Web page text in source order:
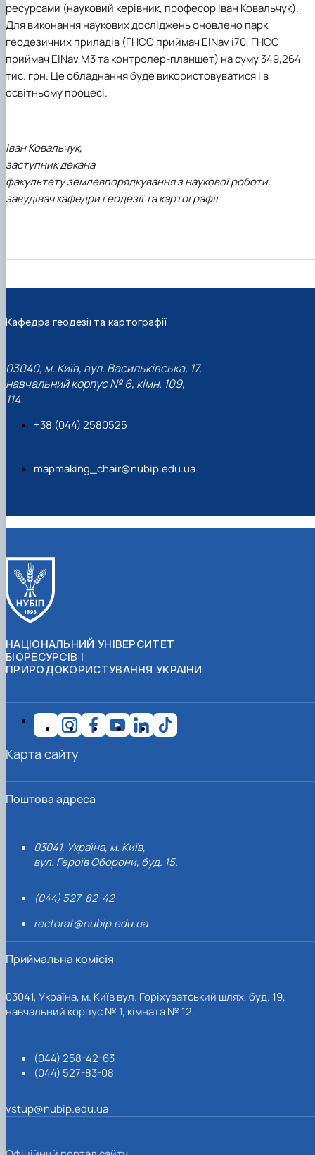
ресурсами (науковий керівник, професор Іван Ковальчук).
Для виконання наукових досліджень оновлено парк
геодезичних приладів (ГНСС приймач ElNav і70, ГНСС
приймач ElNav M3 та контролер-планшет) на суму 349,264
тис. грн. Це обладнання буде використовуватися і в
освітньому процесі.
Іван Ковальчук,
заступник декана
факультету землевпорядкування з наукової роботи,
завудівач кафедри геодезії та картографії
Кафедра геодезії та картографії
03040, м. Київ, вул. Васильківська, 17,
навчальний корпус № 6, кімн. 109,
114.
+38 (044) 2580525
mapmaking_chair@nubip.edu.ua
НАЦІОНАЛЬНИЙ УНІВЕРСИТЕТ
БІОРЕСУРСІВ І
ПРИРОДОКОРИСТУВАННЯ УКРАЇНИ
Поштова адреса
03041, Україна, м. Київ,
вул. Героїв Оборони, буд. 15.
(044) 527-82-42
rectorat@nubip.edu.ua
Приймальна комісія
03041, Україна, м. Київ вул. Горіхуватський шлях, буд. 19,
навчальний корпус № 1, кімната № 12.
(044) 258-42-63
(044) 527-83-08
vstup@nubip.edu.ua
Карта сайту